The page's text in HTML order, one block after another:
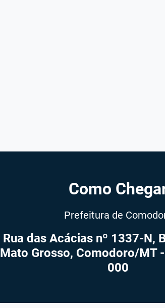
Como
Prefeitura de
Rua das Acácias nº 1337-N,
Mato Grosso, Comodoro/MT
000